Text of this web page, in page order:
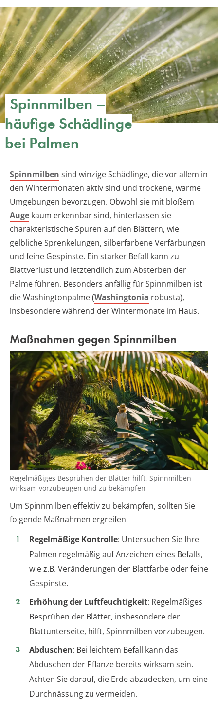
Spinnmilben –
häufige Schädlinge
bei Palmen
Spinnmilben sind winzige Schädlinge, die vor allem in
den Wintermonaten aktiv sind und trockene, warme
Umgebungen bevorzugen. Obwohl sie mit bloßem
Auge kaum erkennbar sind, hinterlassen sie
charakteristische Spuren auf den Blättern, wie
gelbliche Sprenkelungen, silberfarbene Verfärbungen
und feine Gespinste. Ein starker Befall kann zu
Blattverlust und letztendlich zum Absterben der
Palme führen. Besonders anfällig für Spinnmilben ist
die Washingtonpalme (Washingtonia robusta),
insbesondere während der Wintermonate im Haus.
Maßnahmen gegen Spinnmilben
Regelmäßiges Besprühen der Blätter hilft, Spinnmilben
wirksam vorzubeugen und zu bekämpfen
Um Spinnmilben effektiv zu bekämpfen, sollten Sie
folgende Maßnahmen ergreifen:
Regelmäßige Kontrolle: Untersuchen Sie Ihre
Palmen regelmäßig auf Anzeichen eines Befalls,
wie z.B. Veränderungen der Blattfarbe oder feine
Gespinste.
Erhöhung der Luftfeuchtigkeit: Regelmäßiges
Besprühen der Blätter, insbesondere der
Blattunterseite, hilft, Spinnmilben vorzubeugen.
Abduschen: Bei leichtem Befall kann das
Abduschen der Pflanze bereits wirksam sein.
Achten Sie darauf, die Erde abzudecken, um eine
Durchnässung zu vermeiden.